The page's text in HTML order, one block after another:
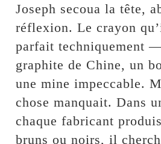
Joseph secoua la tête,
réflexion. Le crayon
parfait techniquement
graphite de Chine, un
une mine impeccable.
chose manquait. Dans
chaque fabricant
bruns ou noirs, il